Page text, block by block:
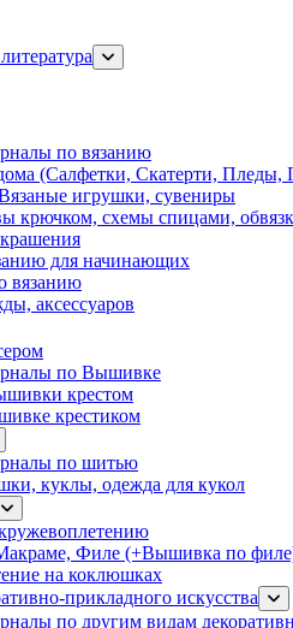
по вязанию
(Салфетки, Скатерти, Пледы,
игрушки, сувениры
крючком, схемы спицами,
для начинающих
вязанию
аксессуаров
по Вышивке
крестом
крестиком
по шитью
куклы, одежда для кукол
Филе (+Вышивка по
на коклюшках
прикладного искусства
по другим видам